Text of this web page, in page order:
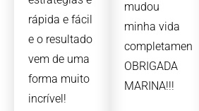
rápida e fácil
e o resultado
vem de uma
forma muito
incrível!
mudou
minha vida
completamente!
OBRIGADA
MARINA!!!